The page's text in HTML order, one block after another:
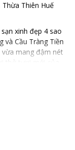
Thiên Huế
xinh đẹp 4 sao
và Cầu Tràng Tiền
mang đậm nét
thở tươi mới của
Fi miễn phí trong
đậm phong cách
rèm cửa, tinh
cũng được đan